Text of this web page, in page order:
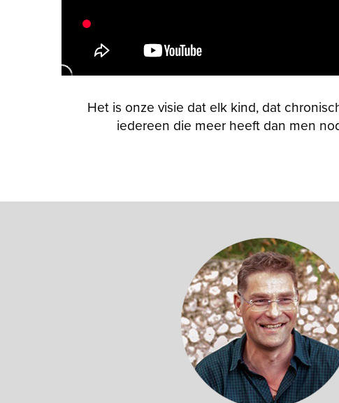
Het is onze visie dat elk kind, dat
iedereen die meer heeft dan men